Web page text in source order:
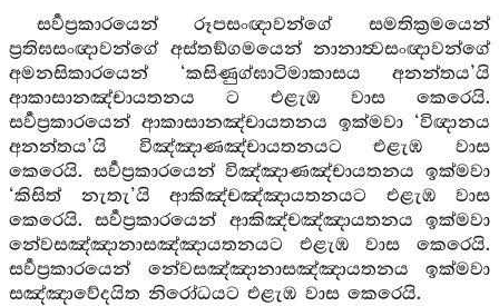
සර්‍වප්‍රකාරයෙන් රූපසංඥාවන්ගේ සමතික්‍රමයෙන්
ප්‍රතිඝසංඥාවන්ගේ අස්තඞ්ගමයෙන් නානාත්‍වසංඥාවන්ගේ
අමනසිකාරයෙන් ‘කසිණුග්ඝාටිමාකාසය අනන්තය’යි
ආකාසානඤ්චායතනය ට එළැඹ වාස කෙරෙයි.
සර්‍වප්‍රකාරයෙන් ආකාසානඤ්චායතනය ඉක්මවා ‘විඥානය
අනන්තය’යි විඤ්ඤාණඤ්චායතනයට එළැඹ වාස
කෙරෙයි. සර්‍වප්‍රකාරයෙන් විඤ්ඤාණඤ්චායතනය ඉක්මවා
‘කිසිත් නැතැ’යි ආකිඤ්චඤ්ඤායතනයට එළැඹ වාස
කෙරෙයි. සර්‍වප්‍රකාරයෙන් ආකිඤ්චඤ්ඤායතනය ඉක්මවා
නේවසඤ්ඤානාසඤ්ඤායතනයට එළැඹ වාස කෙරෙයි.
සර්‍වප්‍රකාරයෙන් නේවසඤ්ඤානාසඤ්ඤායතනය ඉක්මවා
සඤ්ඤාවේදයිත නිරෝධයට එළැඹ වාස කෙරෙයි.